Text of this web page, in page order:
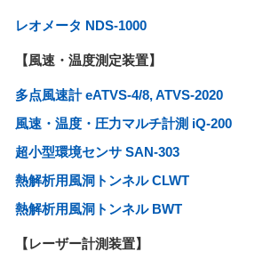
レオメータ NDS-1000
【風速・温度測定装置】
多点風速計 eATVS-4/8, ATVS-2020
風速・温度・圧力マルチ計測 iQ-200
超小型環境センサ SAN-303
熱解析用風洞トンネル CLWT
熱解析用風洞トンネル BWT
【レーザー計測装置】